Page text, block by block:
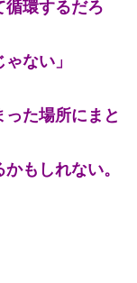
循環するだろ
ない」
た場所にまと
もしれない。